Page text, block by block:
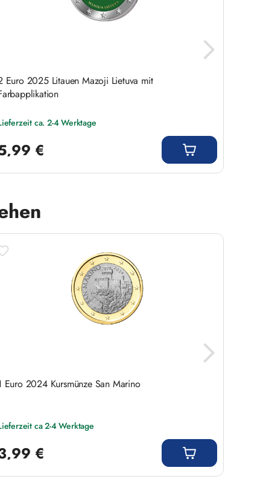
Euro 2025 Litauen Mazoji Lietuva mit
ca. 2-4 Werktage
€
Euro 2024 Kursmünze San Marino
ca 2-4 Werktage
€